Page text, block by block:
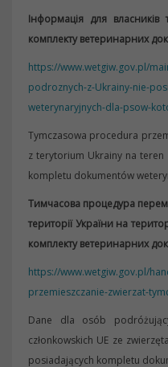
Інформація для
комплекту ветеринарних
https://www.wetgiw.gov.pl/
podroznych-z-Ukrainy-nie-
weterynaryjnych-dla-psow-
Tymczasowa procedura
z terytorium Ukrainy na
kompletu dokumentów
Тимчасова процедура
території України на
комплекту ветеринарних
https://www.wetgiw.gov.pl/
przemieszczanie-zwierzat-
Dane dla osób
członkowskich UE ze
posiadających kompletu